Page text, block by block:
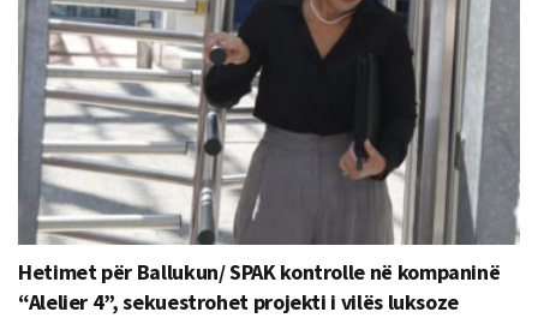
Hetimet për Ballukun/ SPAK kontrolle në kompaninë
“Alelier 4”, sekuestrohet projekti i vilës luksoze